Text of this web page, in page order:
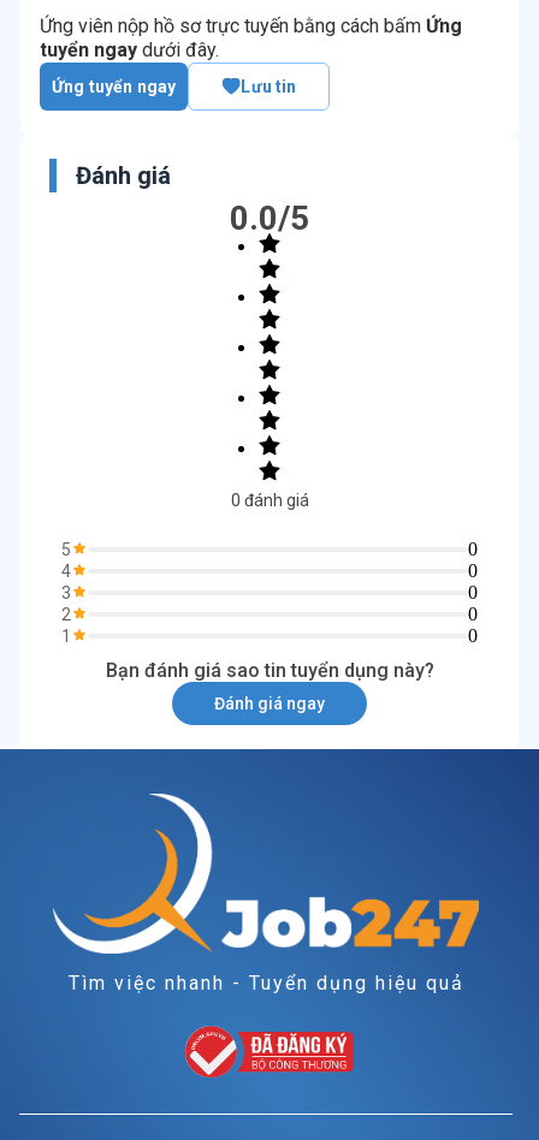
Ứng viên nộp hồ sơ trực tuyến bằng cách bấm Ứng
tuyển ngay dưới đây.
Ứng tuyển ngay Lưu tin
Đánh giá
5 0
4 0
3 0
2 0
1 0
0.0/5
0 đánh giá
Bạn đánh giá sao tin tuyển dụng này?
Đánh giá ngay
Tìm việc nhanh - Tuyển dụng hiệu quả